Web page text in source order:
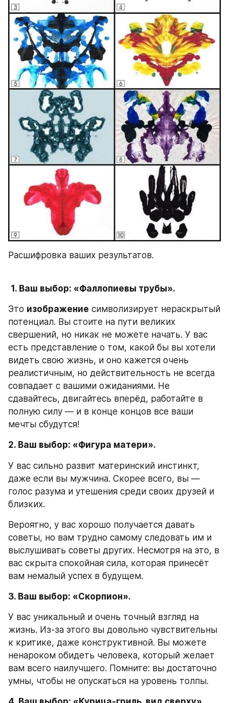
Расшифровка ваших результатов.
1. Ваш выбор: «Фаллопиевы трубы».
Это изображение символизирует нераскрытый
потенциал. Вы стоите на пути великих
свершений, но никак не можете начать. У вас
есть представление о том, какой бы вы хотели
видеть свою жизнь, и оно кажется очень
реалистичным, но действительность не всегда
совпадает с вашими ожиданиями. Не
сдавайтесь, двигайтесь вперёд, работайте в
полную силу — и в конце концов все ваши
мечты сбудутся!
2. Ваш выбор: «Фигура матери».
У вас сильно развит материнский инстинкт,
даже если вы мужчина. Скорее всего, вы —
голос разума и утешения среди своих друзей и
близких.
Вероятно, у вас хорошо получается давать
советы, но вам трудно самому следовать им и
выслушивать советы других. Несмотря на это, в
вас скрыта спокойная сила, которая принесёт
вам немалый успех в будущем.
3. Ваш выбор: «Скорпион».
У вас уникальный и очень точный взгляд на
жизнь. Из-за этого вы довольно чувствительны
к критике, даже конструктивной. Вы можете
ненароком обидеть человека, который желает
вам всего наилучшего. Помните: вы достаточно
умны, чтобы не опускаться на уровень толпы.